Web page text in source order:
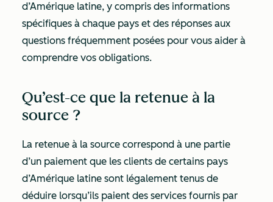
d’Amérique latine, y compris des informations
spécifiques à chaque pays et des réponses aux
questions fréquemment posées pour vous aider à
comprendre vos obligations.
Qu’est-ce que la retenue à la
source ?
La retenue à la source correspond à une partie
d’un paiement que les clients de certains pays
d’Amérique latine sont légalement tenus de
déduire lorsqu’ils paient des services fournis par